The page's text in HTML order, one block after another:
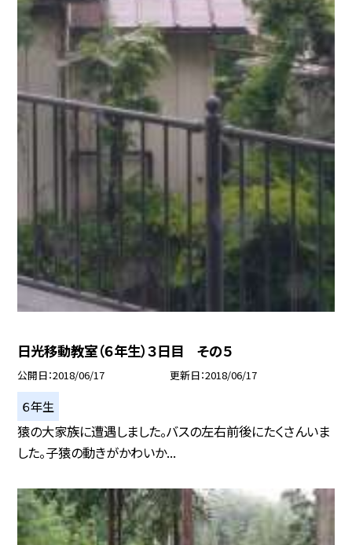
日光移動教室（６年生）３日目 その５
公開日 2018/06/17 更新日 2018/06/17
６年生
猿の大家族に遭遇しました。バスの左右前後にたくさんいま
した。子猿の動きがかわいか...